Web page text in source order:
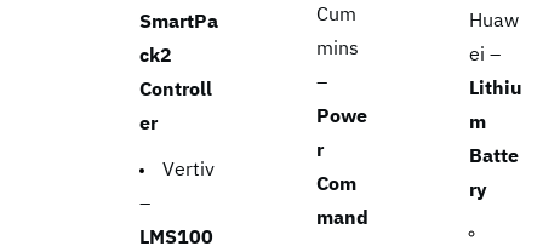
SmartPa
ck2
Controll
er
Vertiv
–
LMS100
Cum
mins
–
Powe
r
Com
mand
Huaw
ei –
Lithiu
m
Batte
ry